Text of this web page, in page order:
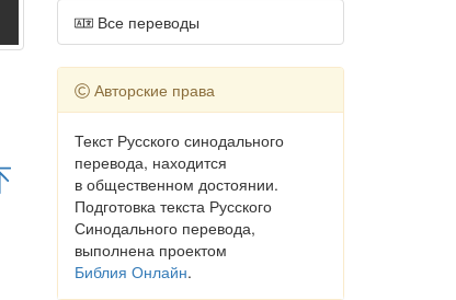
Все переводы
Авторские права
Текст Русского синодального
перевода, находится
в общественном достоянии.
Подготовка текста Русского
Синодального перевода,
выполнена проектом
Библия Онлайн.